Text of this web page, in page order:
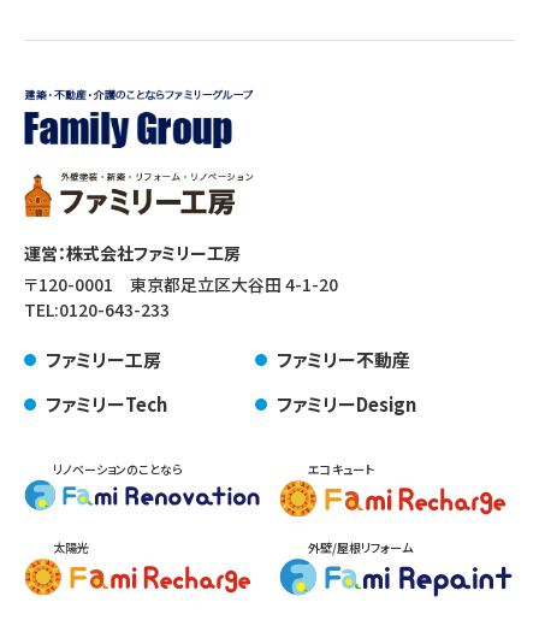
運営：株式会社ファミリー工房
〒120-0001 東京都足立区大谷田 4-1-20
TEL:0120-643-233
ファミリー工房
ファミリー不動産
ファミリーTech
ファミリーDesign
リノベーションのことなら エコキュート
太陽光 外壁/屋根リフォーム